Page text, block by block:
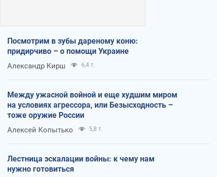
Посмотрим в зубы дареному коню:
придирчиво – о помощи Украине
Александр Кирш 6,4 т.
Между ужасной войной и еще худшим миром
на условиях агрессора, или Безысходность –
тоже оружие России
Алексей Копытько 5,8 т.
Лестница эскалации войны: к чему нам
нужно готовиться